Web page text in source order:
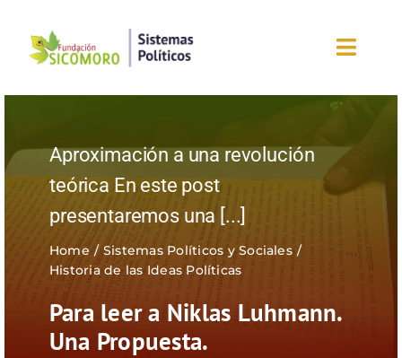
contenido
Sobre la fundación
Eventos
Nuestros blogs
Editorial
Aproximación a una revolución
teórica En este post
presentaremos una [...]
Home
Sistemas Políticos y Sociales
Historia de las Ideas Políticas
Para leer a Niklas Luhmann.
Una Propuesta.